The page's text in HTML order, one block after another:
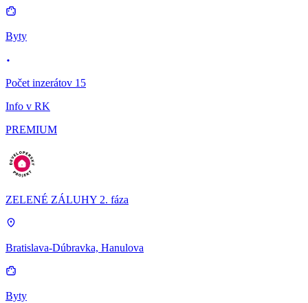
Byty
Počet inzerátov 15
Info v RK
PREMIUM
ZELENÉ ZÁLUHY 2. fáza
Bratislava-Dúbravka, Hanulova
Byty